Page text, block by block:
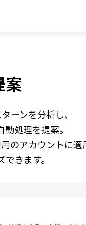
案
ーンを分析し、
処理を提案。
のアカウントに適
きます。